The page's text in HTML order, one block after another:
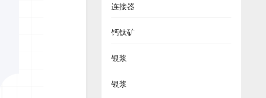
连接器
钙钛矿
银浆
银浆